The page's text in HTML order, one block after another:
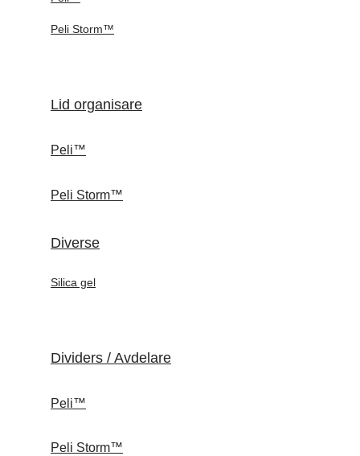
Peli Storm™
Lid organisare
Peli™
Peli Storm™
Diverse
Silica gel
Dividers / Avdelare
Peli™
Peli Storm™